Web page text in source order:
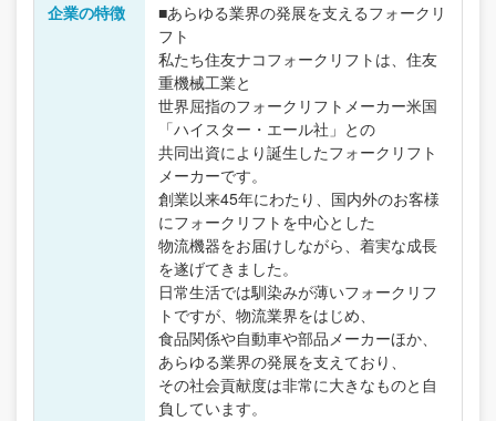
企業の特徴
■あらゆる業界の発展を支えるフォークリ
フト
私たち住友ナコフォークリフトは、住友
重機械工業と
世界屈指のフォークリフトメーカー米国
「ハイスター・エール社」との
共同出資により誕生したフォークリフト
メーカーです。
創業以来45年にわたり、国内外のお客様
にフォークリフトを中心とした
物流機器をお届けしながら、着実な成長
を遂げてきました。
日常生活では馴染みが薄いフォークリフ
トですが、物流業界をはじめ、
食品関係や自動車や部品メーカーほか、
あらゆる業界の発展を支えており、
その社会貢献度は非常に大きなものと自
負しています。